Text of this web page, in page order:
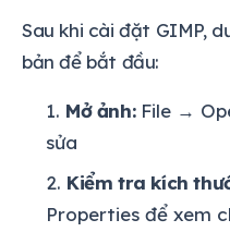
Sau khi cài đặt GIMP,
bản để bắt đầu:
Mở ảnh:File →
sửa
Kiểm tra kích
Properties để xem